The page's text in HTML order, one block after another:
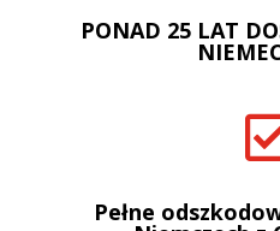
PONAD 25 LAT
Pełne